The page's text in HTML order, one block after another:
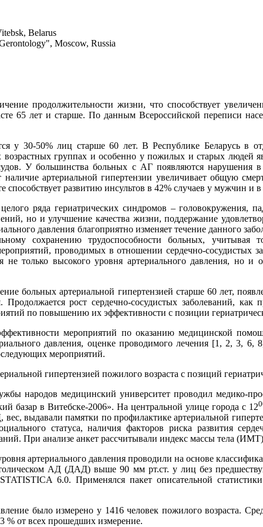
Belarus
Moscow, Russia
продолжительности жизни, что способствует
65 лет и старше. По данным Всероссийской переписи
у 30-50% лиц старше 60 лет. В Республике Беларусь
группах и особенно у пожилых и старых людей
У большинства больных с АГ появляются нарушения
артериальной гипертензии увеличивает общую
развитию инсультов в 42% случаев у мужчин и
ряда гериатрических синдромов – головокружения,
но и улучшение качества жизни, поддержание
давления благоприятно изменяет течение данного
сохранению трудоспособности больных,
проводимых в отношении сердечно-сосудистых
только высокого уровня артериального давления, но
больных артериальной гипертензией старше 60 лет,
рост сердечно-сосудистых заболеваний,
по повышению их эффективности с позиции
мероприятий по оказанию медицинской
давления, оценке проводимого лечения [1, 2, 3, 6,
мероприятий.
гипертензией пожилого возраста с позиций
народов медицинский университет проводил медико-
базар в Витебске-2006». На центральной улице города с 12
выдавали памятки по профилактике артериальной
статуса, наличия факторов риска развития
При анализе анкет рассчитывали индекс массы тела
артериального давления проводили на основе
АД (ДАД) выше 90 мм рт.ст. у лиц без
6.0. Применялся пакет описательной
было измерено у 1416 человек пожилого возраста.
% от всех прошедших измерение.